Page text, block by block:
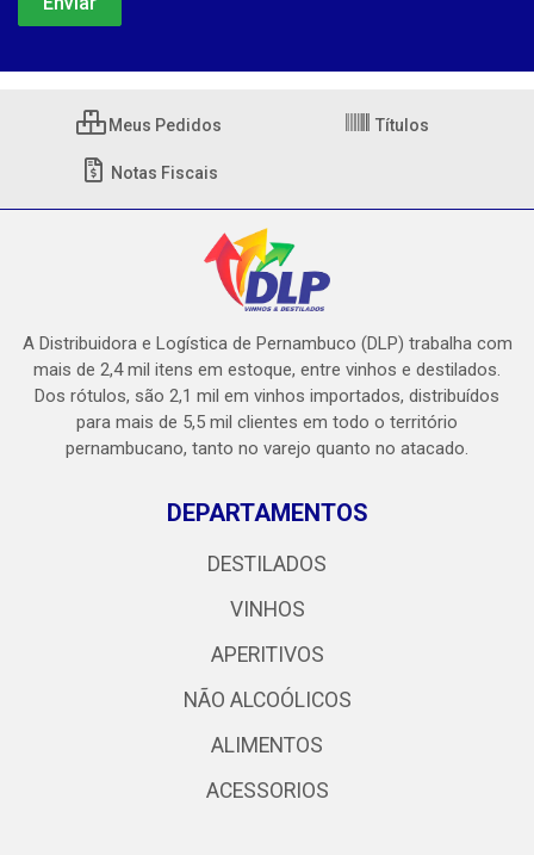
Meus Pedidos Títulos
Notas Fiscais
A Distribuidora e Logística de Pernambuco (DLP) trabalha com
mais de 2,4 mil itens em estoque, entre vinhos e destilados.
Dos rótulos, são 2,1 mil em vinhos importados, distribuídos
para mais de 5,5 mil clientes em todo o território
pernambucano, tanto no varejo quanto no atacado.
DEPARTAMENTOS
DESTILADOS
VINHOS
APERITIVOS
NÃO ALCOÓLICOS
ALIMENTOS
ACESSORIOS